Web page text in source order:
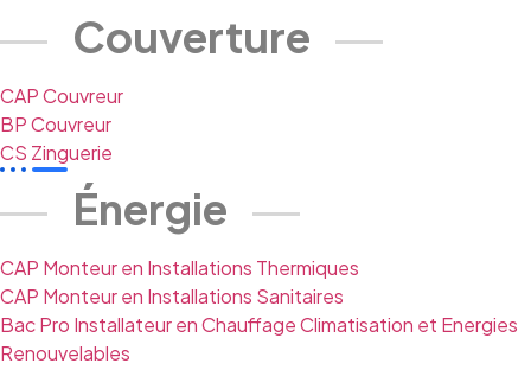
Couverture
CAP Couvreur
BP Couvreur
CS Zinguerie
Énergie
CAP Monteur en Installations Thermiques
CAP Monteur en Installations Sanitaires
Bac Pro Installateur en Chauffage Climatisation et Energies
Renouvelables